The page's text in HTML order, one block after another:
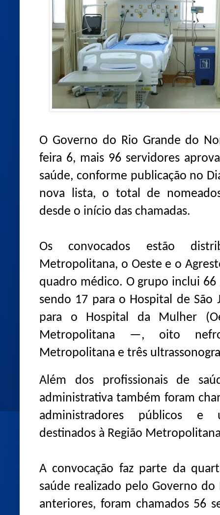
O Governo do Rio Grande do
feira 6, mais 96 servidores
saúde, conforme publicação no
nova lista, o total de
desde o início das chamadas.
Os convocados estão
Metropolitana, o Oeste e o
quadro médico. O grupo inclui
sendo 17 para o Hospital de São
para o Hospital da Mulher
Metropolitana —, oito
Metropolitana e três
Além dos profissionais de
administrativa também foram
administradores públicos e
destinados à Região
A convocação faz parte da
saúde realizado pelo Governo do
anteriores, foram chamados 56